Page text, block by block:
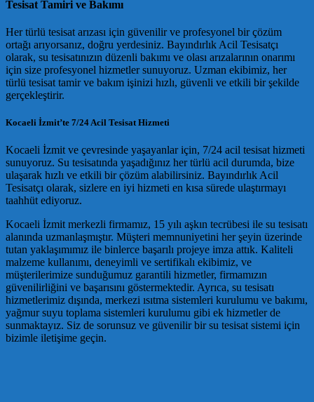
Tesisat Tamiri ve Bakımı
Her türlü tesisat arızası için güvenilir ve profesyonel bir çözüm
ortağı arıyorsanız, doğru yerdesiniz. Bayındırlık Acil Tesisatçı
olarak, su tesisatınızın düzenli bakımı ve olası arızalarının onarımı
için size profesyonel hizmetler sunuyoruz. Uzman ekibimiz, her
türlü tesisat tamir ve bakım işinizi hızlı, güvenli ve etkili bir şekilde
gerçekleştirir.
Kocaeli İzmit’te 7/24 Acil Tesisat Hizmeti
Kocaeli İzmit ve çevresinde yaşayanlar için, 7/24 acil tesisat hizmeti
sunuyoruz. Su tesisatında yaşadığınız her türlü acil durumda, bize
ulaşarak hızlı ve etkili bir çözüm alabilirsiniz. Bayındırlık Acil
Tesisatçı olarak, sizlere en iyi hizmeti en kısa sürede ulaştırmayı
taahhüt ediyoruz.
Kocaeli İzmit merkezli firmamız, 15 yılı aşkın tecrübesi ile su tesisatı
alanında uzmanlaşmıştır. Müşteri memnuniyetini her şeyin üzerinde
tutan yaklaşımımız ile binlerce başarılı projeye imza attık. Kaliteli
malzeme kullanımı, deneyimli ve sertifikalı ekibimiz, ve
müşterilerimize sunduğumuz garantili hizmetler, firmamızın
güvenilirliğini ve başarısını göstermektedir. Ayrıca, su tesisatı
hizmetlerimiz dışında, merkezi ısıtma sistemleri kurulumu ve bakımı,
yağmur suyu toplama sistemleri kurulumu gibi ek hizmetler de
sunmaktayız. Siz de sorunsuz ve güvenilir bir su tesisat sistemi için
bizimle iletişime geçin.